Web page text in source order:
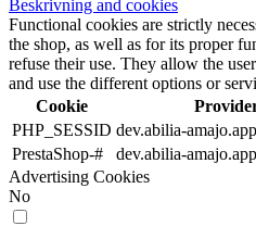
Beskrivning and cookies
Functional cookies are strictly
the shop, as well as for its proper
refuse their use. They allow the
and use the different options or
Cookie
PHP_SESSID dev.abilia-
PrestaShop-#
dev.abilia-
Advertising Cookies
No